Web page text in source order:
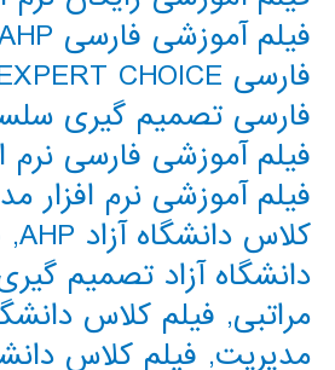
فیلم آموزشی فارسی AHP
فارسی EXPERT CHOICE
فارسی تصمیم گیری
فیلم آموزشی فارسی نرم
فیلم آموزشی نرم افزار
کلاس دانشگاه آزاد AHP
,
دانشگاه آزاد تصمیم
مراتبی, فیلم کلاس
مدیریت, فیلم کلاس